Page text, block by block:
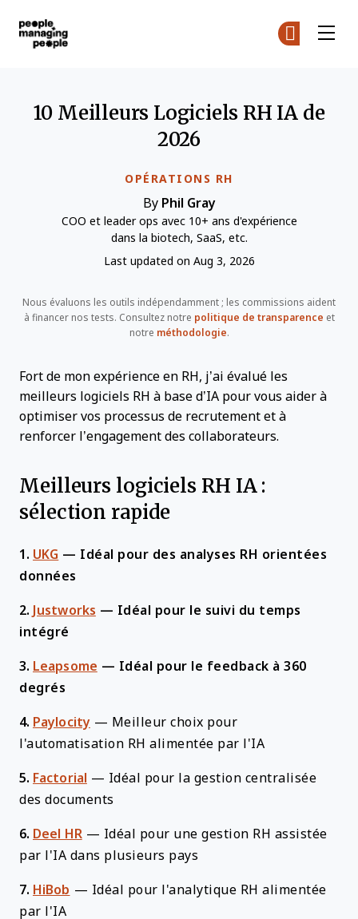
OPÉRATIONS RH
10 Meilleurs Logiciels RH IA de
2026
By Phil Gray
COO et leader ops avec 10+ ans d'expérience
dans la biotech, SaaS, etc.
Last updated on Aug 3, 2026
Nous évaluons les outils indépendamment ; les commissions aident
à financer nos tests. Consultez notre politique de transparence et
notre méthodologie.
Fort de mon expérience en RH, j’ai évalué les
meilleurs logiciels RH à base d’IA pour vous aider à
optimiser vos processus de recrutement et à
renforcer l’engagement des collaborateurs.
Meilleurs logiciels RH IA :
sélection rapide
1. UKG — Idéal pour des analyses RH orientées
données
2. Justworks — Idéal pour le suivi du temps
intégré
3. Leapsome — Idéal pour le feedback à 360
degrés
4. Paylocity — Meilleur choix pour
l'automatisation RH alimentée par l'IA
5. Factorial — Idéal pour la gestion centralisée
des documents
6. Deel HR — Idéal pour une gestion RH assistée
par l'IA dans plusieurs pays
7. HiBob — Idéal pour l'analytique RH alimentée
par l'IA